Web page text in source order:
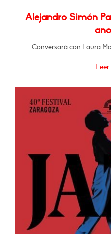
Alejandro Simón
Conversará con Laura
Leer